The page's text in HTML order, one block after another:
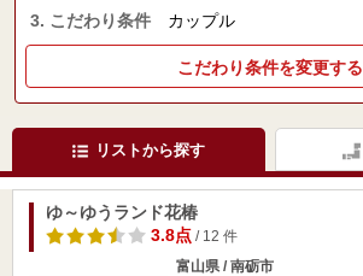
3. こだわり条件 カップル
こだわり条件を変更する
リストから探す
ゆ～ゆうランド花椿
3.8点/ 12 件
富山県 / 南砺市